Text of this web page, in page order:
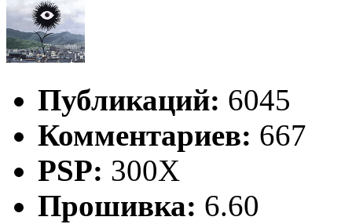
Публикаций: 6045
Комментариев: 667
PSP: 300X
Прошивка: 6.60